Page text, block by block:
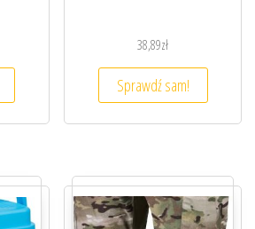
38,89zł
Sprawdź sam!